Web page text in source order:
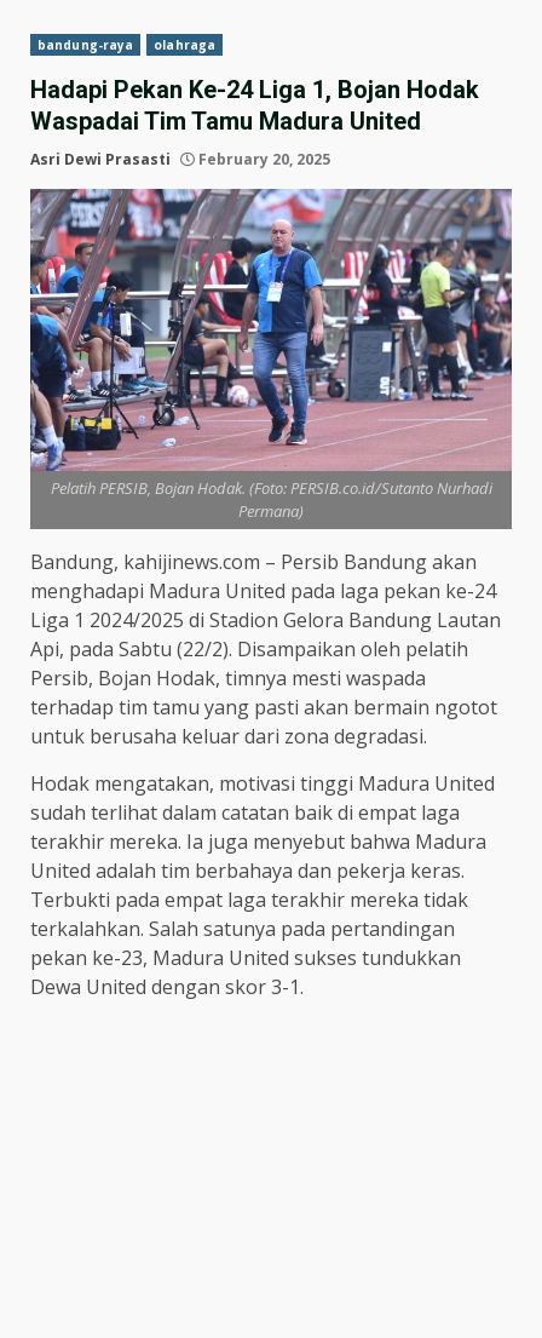
bandung-raya olahraga
Hadapi Pekan Ke-24 Liga 1, Bojan Hodak
Waspadai Tim Tamu Madura United
Asri Dewi Prasasti February 20, 2025
Pelatih PERSIB, Bojan Hodak. (Foto: PERSIB.co.id/Sutanto Nurhadi
Permana)
Bandung, kahijinews.com – Persib Bandung akan
menghadapi Madura United pada laga pekan ke-24
Liga 1 2024/2025 di Stadion Gelora Bandung Lautan
Api, pada Sabtu (22/2). Disampaikan oleh pelatih
Persib, Bojan Hodak, timnya mesti waspada
terhadap tim tamu yang pasti akan bermain ngotot
untuk berusaha keluar dari zona degradasi.
Hodak mengatakan, motivasi tinggi Madura United
sudah terlihat dalam catatan baik di empat laga
terakhir mereka. Ia juga menyebut bahwa Madura
United adalah tim berbahaya dan pekerja keras.
Terbukti pada empat laga terakhir mereka tidak
terkalahkan. Salah satunya pada pertandingan
pekan ke-23, Madura United sukses tundukkan
Dewa United dengan skor 3-1.